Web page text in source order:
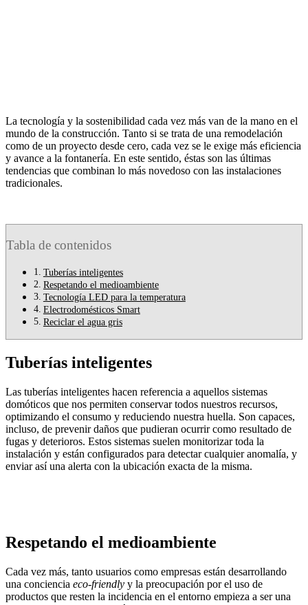
La tecnología y la sostenibilidad cada vez más van de la mano en el
mundo de la construcción. Tanto si se trata de una remodelación
como de un proyecto desde cero, cada vez se le exige más eficiencia
y avance a la fontanería. En este sentido, éstas son las últimas
tendencias que combinan lo más novedoso con las instalaciones
tradicionales.
Tabla de contenidos
Tuberías inteligentes
Respetando el medioambiente
Tecnología LED para la temperatura
Electrodomésticos Smart
Reciclar el agua gris
Tuberías inteligentes
Las tuberías inteligentes hacen referencia a aquellos sistemas
domóticos que nos permiten conservar todos nuestros recursos,
optimizando el consumo y reduciendo nuestra huella. Son capaces,
incluso, de prevenir daños que pudieran ocurrir como resultado de
fugas y deterioros. Estos sistemas suelen monitorizar toda la
instalación y están configurados para detectar cualquier anomalía, y
enviar así una alerta con la ubicación exacta de la misma.
Respetando el medioambiente
Cada vez más, tanto usuarios como empresas están desarrollando
una conciencia eco-friendly y la preocupación por el uso de
productos que resten la incidencia en el entorno empieza a ser una